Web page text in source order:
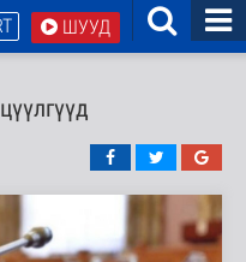
ШУУД